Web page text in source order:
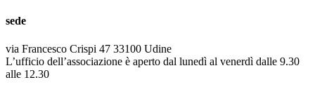
sede
via Francesco Crispi 47 33100 Udine
L’ufficio dell’associazione è aperto dal lunedì al venerdì dalle 9.30
alle 12.30